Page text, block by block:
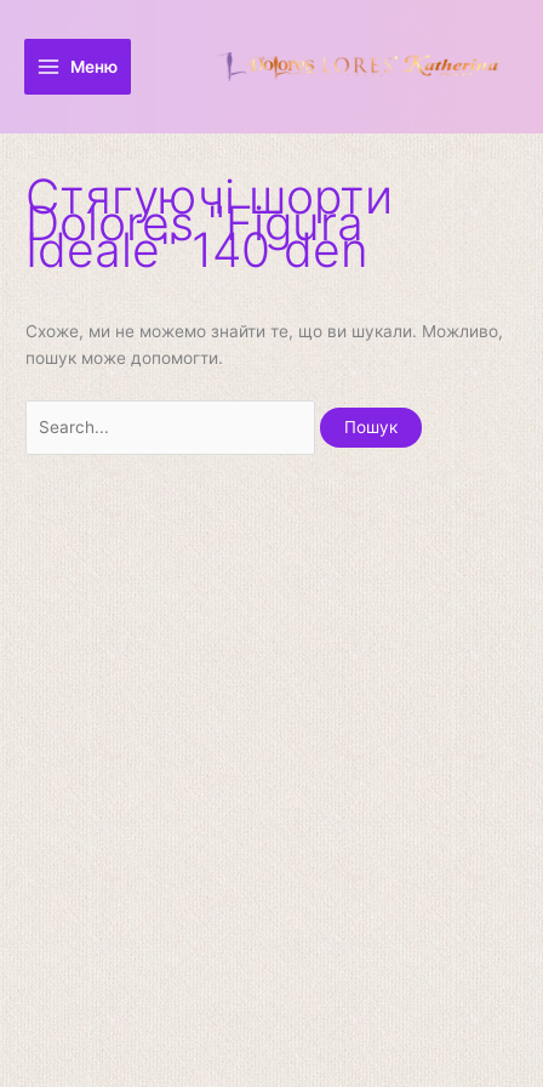
вмісту
Меню
Стягуючі шорти
Dolores "Figura
Ideale" 140 den
Схоже, ми не можемо знайти те, що ви шукали. Можливо,
пошук може допомогти.